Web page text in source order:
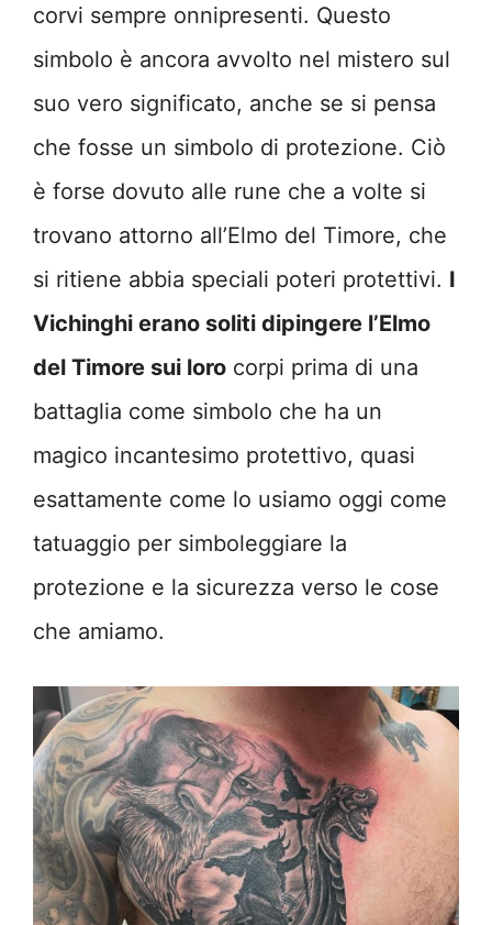
corvi sempre onnipresenti. Questo
simbolo è ancora avvolto nel mistero sul
suo vero significato, anche se si pensa
che fosse un simbolo di protezione. Ciò
è forse dovuto alle rune che a volte si
trovano attorno all’Elmo del Timore, che
si ritiene abbia speciali poteri protettivi. I
Vichinghi erano soliti dipingere l’Elmo
del Timore sui loro corpi prima di una
battaglia come simbolo che ha un
magico incantesimo protettivo, quasi
esattamente come lo usiamo oggi come
tatuaggio per simboleggiare la
protezione e la sicurezza verso le cose
che amiamo.